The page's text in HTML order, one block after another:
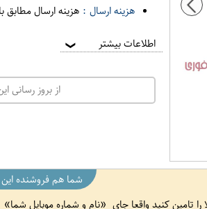
هزینه ارسال : هزینه ارسال
اطلاعات بیشتر ❯
از بروز رسانی
شما هم فروشنده این
تامین کنید واقعا جای
نام و شماره موبایل شما